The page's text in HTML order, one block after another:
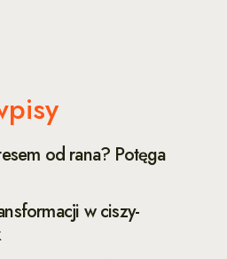
od rana? Potęga
w ciszy-